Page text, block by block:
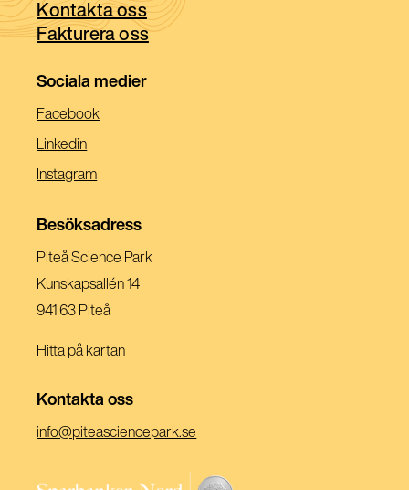
nytt
fönster)
Kontakta oss
Fakturera oss
Sociala medier
Facebook(Öppnas
Linkedin(Öppnas
Nytt
Instagram(Öppnas
Ett
Besöksadress
Piteå Science Park
Kunskapsallén 14
941 63 Piteå
Hitta på kartan
Kontakta oss
info@piteasciencepark.se
ett
(Öppnas